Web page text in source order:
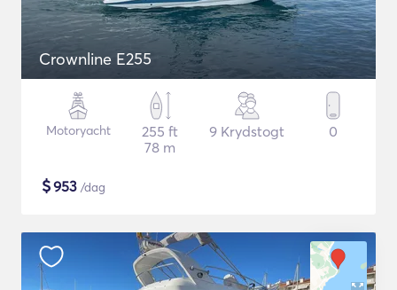
Crownline E255
Motoryacht
255 ft
78 m
9 Krydstogt 0
$953 /dag